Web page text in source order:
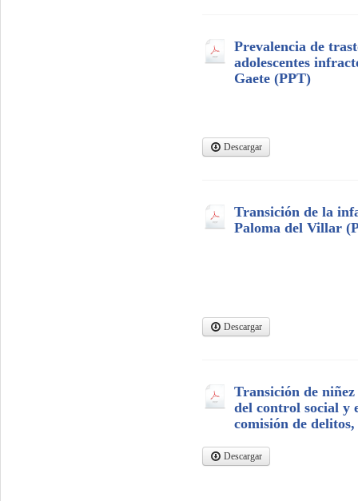
Prevalencia de
adolescentes
Gaete (PPT)
Descargar
Transición de la
Paloma del Villar
Descargar
Transición de
del control social y
comisión de
Descargar